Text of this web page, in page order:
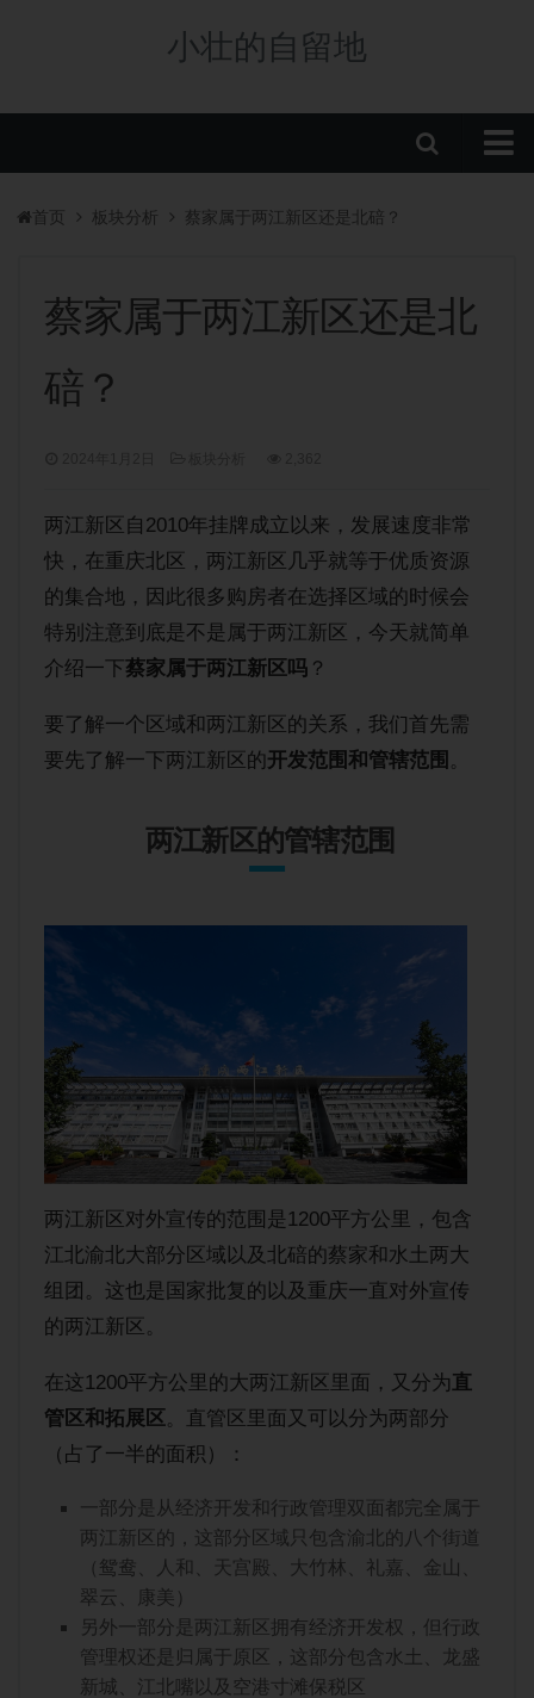
小壮的自留地
房贷政策
重庆楼盘
购房经验
首页 板块分析 蔡家属于两江新区还是北碚？
蔡家属于两江新区还是北
碚？
两江新区自2010年挂牌成立以来，发展速度非常
快，在重庆北区，两江新区几乎就等于优质资源
的集合地，因此很多购房者在选择区域的时候会
特别注意到底是不是属于两江新区，今天就简单
介绍一下蔡家属于两江新区吗 ？
要了解一个区域和两江新区的关系，我们首先需
要先了解一下两江新区的开发范围和管辖范围 。
两江新区的管辖范围
两江新区对外宣传的范围是1200平方公里，包含
江北渝北大部分区域以及北碚的蔡家和水土两大
组团。这也是国家批复的以及重庆一直对外宣传
的两江新区。
在这1200平方公里的大两江新区里面，又分为直
管区和拓展区。直管区里面又可以分为两部分
（占了一半的面积）：
一部分是从经济开发和行政管理双面都完全属于
两江新区的，这部分区域只包含渝北的八个街道
（鸳鸯、人和、天宫殿、大竹林、礼嘉、金山、
翠云、康美）
另外一部分是两江新区拥有经济开发权，但行政
管理权还是归属于原区，这部分包含水土、龙盛
新城、江北嘴以及空港寸滩保税区